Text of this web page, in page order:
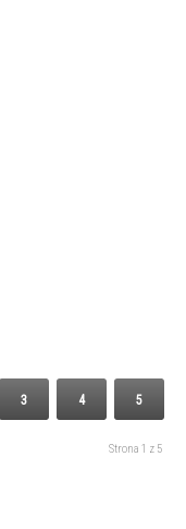
3 4 5
Strona 1 z 5